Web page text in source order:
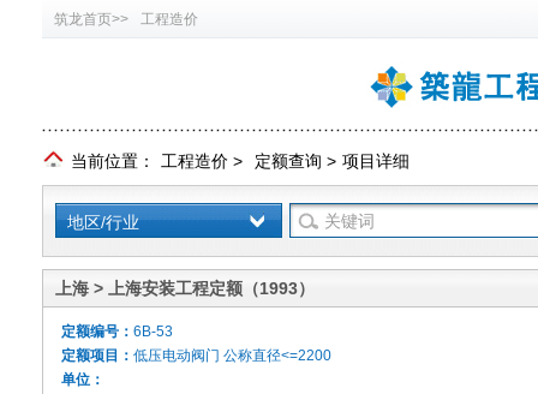
筑龙首页>> 工程造价
当前位置： 工程造价 > 定额查询 > 项目详细
地区/行业
上海 > 上海安装工程定额（1993）
定额编号： 6B-53
定额项目： 低压电动阀门 公称直径<=2200
单位：